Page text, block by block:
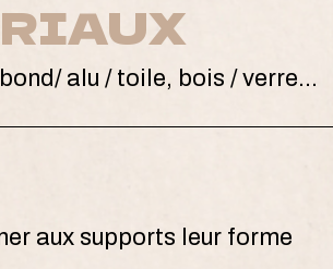
alu / toile, bois / verre...
aux supports leur forme